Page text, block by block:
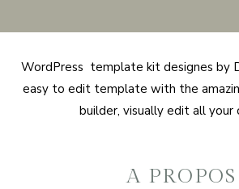
WordPress template kit designes by
easy to edit template with the
builder, visually edit all your
A PROPOS